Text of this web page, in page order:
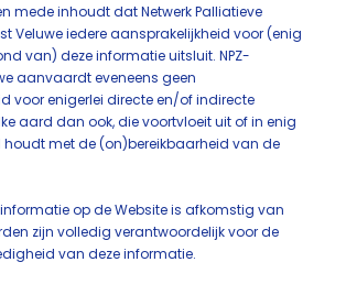
mede inhoudt dat Netwerk Palliatieve
Veluwe iedere aansprakelijkheid voor (enig
van) deze informatie uitsluit. NPZ-
aanvaardt eveneens geen
voor enigerlei directe en/of indirecte
aard dan ook, die voortvloeit uit of in enig
met de (on)bereikbaarheid van de
op de Website is afkomstig van
zijn volledig verantwoordelijk voor de
van deze informatie.